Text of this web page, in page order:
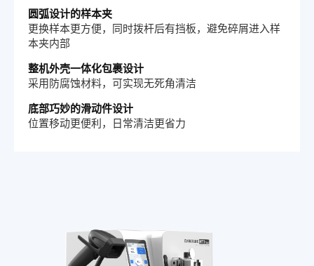
圆弧设计的样本夹
更换样本更方便，同时拨杆后有挡板，避免碎屑进入样
本夹内部
整机外壳一体化包裹设计
采用防腐蚀材料，可实现无死角清洁
底部巧妙的滑动件设计
位置移动更便利，日常清洁更省力